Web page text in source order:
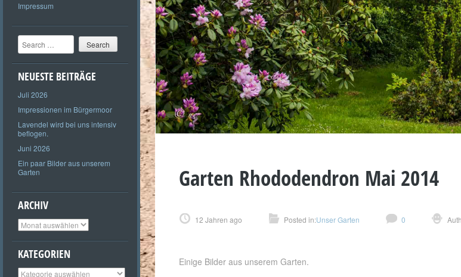
Impressum
Search
NEUESTE BEITRÄGE
Juli 2026
Impressionen im Bürgermoor
Lavendel wird bei uns intensiv
beflogen.
Juni 2026
Ein paar Bilder aus unserem
Garten
ARCHIV
Archiv
KATEGORIEN
Kategorien
Garten Rhododendron Mai 2014
12 Jahren ago Posted in:Unser Garten 0
Einige Bilder aus unserem Garten.